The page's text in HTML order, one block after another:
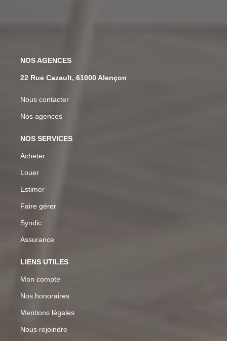
NOS AGENCES
22 Rue Cazault, 61000 Alençon
Nous contacter
Nos agences
NOS SERVICES
Acheter
Louer
Estimer
Faire gérer
Syndic
Assurance
LIENS UTILES
Mon compte
Nos honoraires
Mentions légales
Nous rejoindre